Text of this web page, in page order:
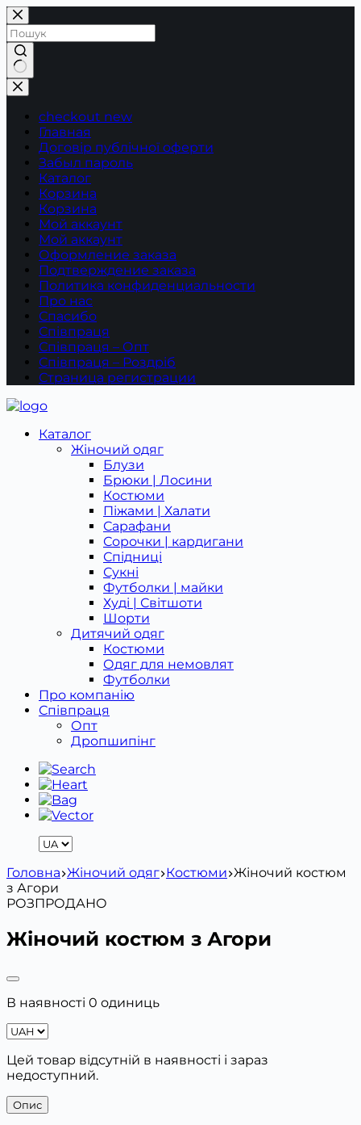
Перейти
до
вмісту
Немає
результатів
checkout new
Главная
Договір публічної оферти
Забыл пароль
Каталог
Корзина
Корзина
Мой аккаунт
Мой аккаунт
Оформление заказа
Подтверждение заказа
Политика конфиденциальности
Про нас
Спасибо
Співпраця
Співпраця – Опт
Співпраця – Роздріб
Страница регистрации
Каталог
Жіночий одяг
Блузи
Брюки | Лосини
Костюми
Піжами | Халати
Сарафани
Сорочки | кардигани
Спідниці
Сукні
Футболки | майки
Худі | Світшоти
Шорти
Дитячий одяг
Костюми
Одяг для немовлят
Футболки
Про компанію
Співпраця
Опт
Дропшипінг
Головна Жіночий одяг Костюми Жіночий костюм
з Агори
РОЗПРОДАНО
Жіночий костюм з Агори
В наявності 0 одиниць
Цей товар відсутній в наявності і зараз
недоступний.
Опис